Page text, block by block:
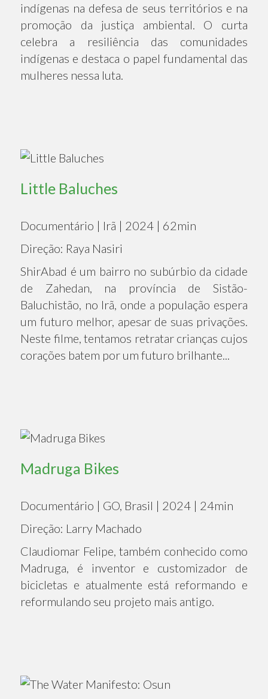
indígenas na defesa de seus territórios e na
promoção da justiça ambiental. O curta
celebra a resiliência das comunidades
indígenas e destaca o papel fundamental das
mulheres nessa luta.
Little Baluches
Documentário | Irã | 2024 | 62min
Direção: Raya Nasiri
ShirAbad é um bairro no subúrbio da cidade
de Zahedan, na província de Sistão-
Baluchistão, no Irã, onde a população espera
um futuro melhor, apesar de suas privações.
Neste filme, tentamos retratar crianças cujos
corações batem por um futuro brilhante...
Madruga Bikes
Documentário | GO, Brasil | 2024 | 24min
Direção: Larry Machado
Claudiomar Felipe, também conhecido como
Madruga, é inventor e customizador de
bicicletas e atualmente está reformando e
reformulando seu projeto mais antigo.